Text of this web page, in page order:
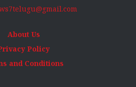
About Us
Policy
and Conditions